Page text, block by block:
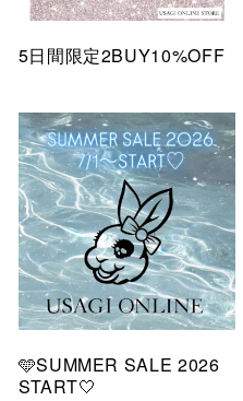
5日間限定2BUY10%OFF
🩵SUMMER SALE 2026
START🤍